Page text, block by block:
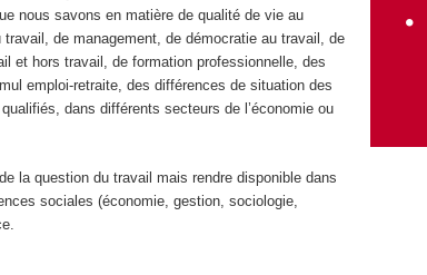
nous savons en matière de qualité de vie au
de management, de démocratie au travail, de
et hors travail, de formation professionnelle, des
emploi-retraite, des différences de situation des
dans différents secteurs de l’économie ou
la question du travail mais rendre disponible dans
sociales (économie, gestion, sociologie,